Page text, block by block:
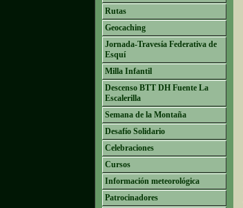
Rutas
Geocaching
Jornada-Travesía Federativa de
Esquí
Milla Infantil
Descenso BTT DH Fuente La
Escalerilla
Semana de la Montaña
Desafío Solidario
Celebraciones
Cursos
Información meteorológica
Patrocinadores